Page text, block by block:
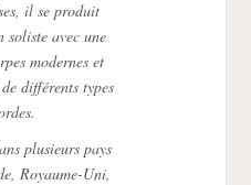
il se produit
soliste avec une
modernes et
différents types
plusieurs pays
Royaume-Uni,